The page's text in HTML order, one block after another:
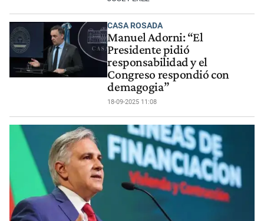
CASA ROSADA
Manuel Adorni: “El
Presidente pidió
responsabilidad y el
Congreso respondió con
demagogia”
18-09-2025 11:08